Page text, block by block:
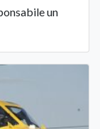
un